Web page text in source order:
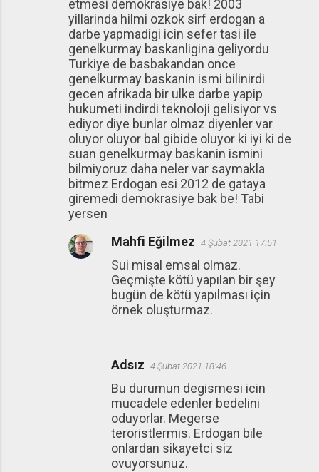
etmesi demokrasiye bak! 2003
yillarinda hilmi ozkok sirf erdogan a
darbe yapmadigi icin sefer tasi ile
genelkurmay baskanligina geliyordu
Turkiye de basbakandan once
genelkurmay baskanin ismi bilinirdi
gecen afrikada bir ulke darbe yapip
hukumeti indirdi teknoloji gelisiyor vs
ediyor diye bunlar olmaz diyenler var
oluyor oluyor bal gibide oluyor ki iyi ki de
suan genelkurmay baskanin ismini
bilmiyoruz daha neler var saymakla
bitmez Erdogan esi 2012 de gataya
giremedi demokrasiye bak be! Tabi
yersen
Mahfi Eğilmez 4 Şubat 2021 17:51
Sui misal emsal olmaz.
Geçmişte kötü yapılan bir şey
bugün de kötü yapılması için
örnek oluşturmaz.
Adsız 4 Şubat 2021 18:46
Bu durumun degismesi icin
mucadele edenler bedelini
oduyorlar. Megerse
teroristlermis. Erdogan bile
onlardan sikayetci siz
ovuyorsunuz.